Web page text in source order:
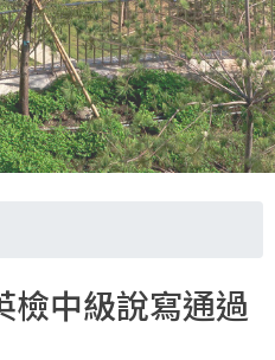
檢中級說寫通過